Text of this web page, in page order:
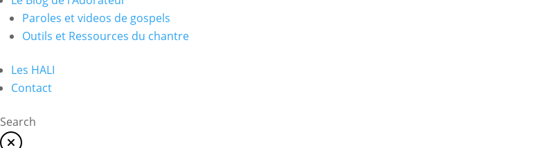
Paroles et videos de gospels
Outils et Ressources du chantre
Les HALI
Contact
Search